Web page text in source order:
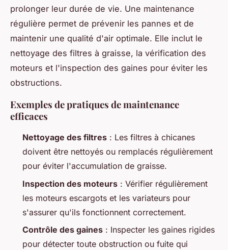
prolonger leur durée de vie. Une maintenance
régulière permet de prévenir les pannes et de
maintenir une qualité d'air optimale. Elle inclut le
nettoyage des filtres à graisse, la vérification des
moteurs et l'inspection des gaines pour éviter les
obstructions.
Exemples de pratiques de maintenance
efficaces
Nettoyage des filtres : Les filtres à chicanes
doivent être nettoyés ou remplacés régulièrement
pour éviter l'accumulation de graisse.
Inspection des moteurs : Vérifier régulièrement
les moteurs escargots et les variateurs pour
s'assurer qu'ils fonctionnent correctement.
Contrôle des gaines : Inspecter les gaines rigides
pour détecter toute obstruction ou fuite qui